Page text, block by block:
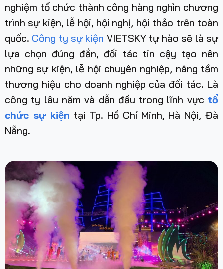
nghiệm tổ chức thành công hàng nghìn chương
trình sự kiện, lễ hội, hội nghị, hội thảo trên toàn
quốc. Công ty sự kiện VIETSKY tự hào sẽ là sự
lựa chọn đúng đắn, đối tác tin cậy tạo nên
những sự kiện, lễ hội chuyên nghiệp, nâng tầm
thương hiệu cho doanh nghiệp của đối tác. Là
công ty lâu năm và dẫn đầu trong lĩnh vực tổ
chức sự kiện tại Tp. Hồ Chí Minh, Hà Nội, Đà
Nẵng.